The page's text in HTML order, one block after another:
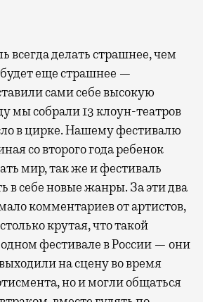
всегда делать страшнее, чем
еще страшнее —
сами себе высокую
мы собрали 13 клоун-театров
в цирке. Нашему фестивалю
со второго года ребенок
мир, так же и фестиваль
в себе новые жанры. За эти два
комментариев от артистов,
крутая, что такой
фестивале в России — они
на сцену во время
но и могли общаться